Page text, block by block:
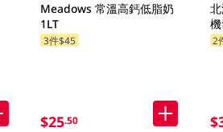
Meadows 常溫高鈣低脂奶
1LT
3件$45
$25.50
2